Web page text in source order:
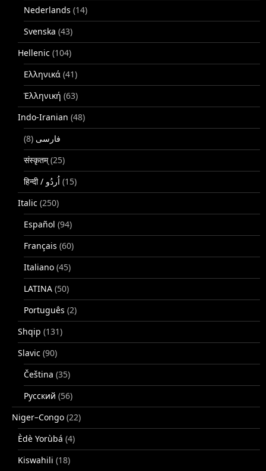
Nederlands (14)
Svenska (43)
Hellenic (104)
Ελληνικά (41)
Ἑλληνική (63)
Indo-Iranian (48)
فارسی (8)
संस्कृतम्(25)
(15)
Italic (250)
Español (94)
Français (60)
Italiano (45)
LATINA (50)
Português (2)
Shqip (131)
Slavic (90)
Čeština (35)
Русский (56)
Niger–Congo (22)
Èdè Yorùbá (4)
Kiswahili (18)